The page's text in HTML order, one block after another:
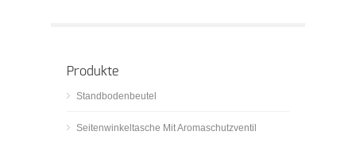
Produkte
Standbodenbeutel
Seitenwinkeltasche Mit Aromaschutzventil